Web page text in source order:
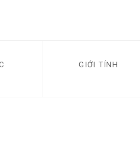
GIỚI TÍNH